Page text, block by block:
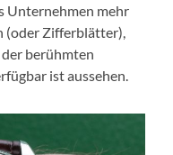
Unternehmen mehr
(oder Zifferblätter),
berühmten
ist aussehen.